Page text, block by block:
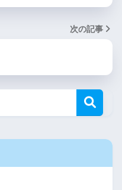
次の記事